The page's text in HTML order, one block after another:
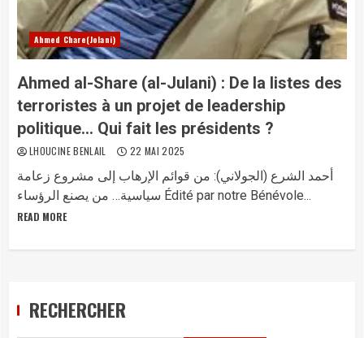
Ahmed Chare(Jolani)
Ahmed al-Share (al-Julani) : De la listes des
terroristes à un projet de leadership
politique… Qui fait les présidents ?
LHOUCINE BENLAIL 22 MAI 2025
أحمد الشرع (الجولاني): من قوائم الإرهاب إلى مشروع زعامة
سياسية… من يصنع الرؤساء Édité par notre Bénévole...
READ MORE
RECHERCHER